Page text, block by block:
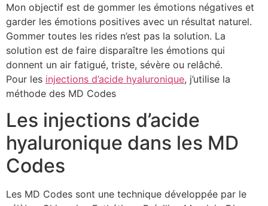
Mon objectif est de gommer les émotions négatives et
garder les émotions positives avec un résultat naturel.
Gommer toutes les rides n’est pas la solution. La
solution est de faire disparaître les émotions qui
donnent un air fatigué, triste, sévère ou relâché.
Pour les injections d’acide hyaluronique, j’utilise la
méthode des MD Codes
Les injections d’acide
hyaluronique dans les MD
Codes
Les MD Codes sont une technique développée par le